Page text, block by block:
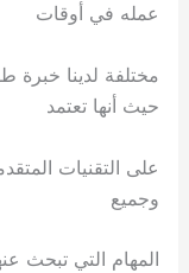
عمله في أوقات
مختلفة لدينا خبرة
حيث أنها تعتمد
على التقنيات
وجميع
المهام التي تبحث